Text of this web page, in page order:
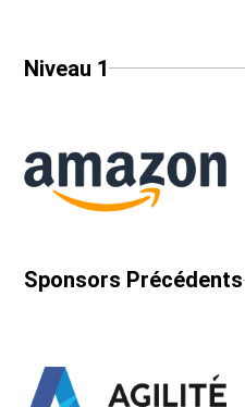
Niveau 1
Sponsors Précédents